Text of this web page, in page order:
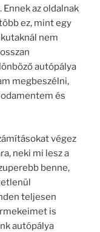
az oldalnak
ez, mint egy
nem
autópálya
megbeszélni,
és
végez
neki mi lesz a
benne,
teljesen
is
autópálya